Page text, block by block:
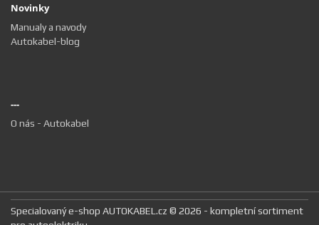
Novinky
Manualy a navody
Autokabel-blog
---
O nás - Autokabel
Specialovaný e-shop AUTOKABEL.cz © 2026 - kompletní sortiment